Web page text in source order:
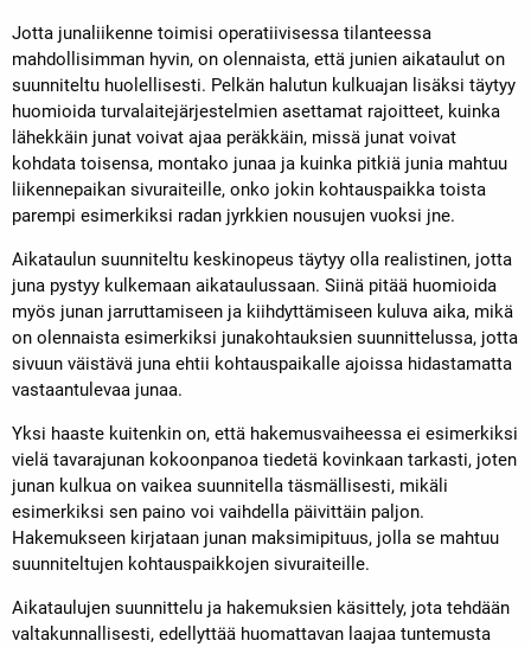
Jotta junaliikenne toimisi operatiivisessa tilanteessa
mahdollisimman hyvin, on olennaista, että junien aikataulut on
suunniteltu huolellisesti. Pelkän halutun kulkuajan lisäksi täytyy
huomioida turvalaitejärjestelmien asettamat rajoitteet, kuinka
lähekkäin junat voivat ajaa peräkkäin, missä junat voivat
kohdata toisensa, montako junaa ja kuinka pitkiä junia mahtuu
liikennepaikan sivuraiteille, onko jokin kohtauspaikka toista
parempi esimerkiksi radan jyrkkien nousujen vuoksi jne.
Aikataulun suunniteltu keskinopeus täytyy olla realistinen, jotta
juna pystyy kulkemaan aikataulussaan. Siinä pitää huomioida
myös junan jarruttamiseen ja kiihdyttämiseen kuluva aika, mikä
on olennaista esimerkiksi junakohtauksien suunnittelussa, jotta
sivuun väistävä juna ehtii kohtauspaikalle ajoissa hidastamatta
vastaantulevaa junaa.
Yksi haaste kuitenkin on, että hakemusvaiheessa ei esimerkiksi
vielä tavarajunan kokoonpanoa tiedetä kovinkaan tarkasti, joten
junan kulkua on vaikea suunnitella täsmällisesti, mikäli
esimerkiksi sen paino voi vaihdella päivittäin paljon.
Hakemukseen kirjataan junan maksimipituus, jolla se mahtuu
suunniteltujen kohtauspaikkojen sivuraiteille.
Aikataulujen suunnittelu ja hakemuksien käsittely, jota tehdään
valtakunnallisesti, edellyttää huomattavan laajaa tuntemusta